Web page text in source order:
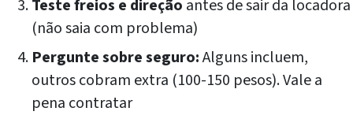
Teste freios e direção antes de sair da locadora
(não saia com problema)
Pergunte sobre seguro:Alguns incluem,
outros cobram extra (100-150 pesos). Vale a
pena contratar